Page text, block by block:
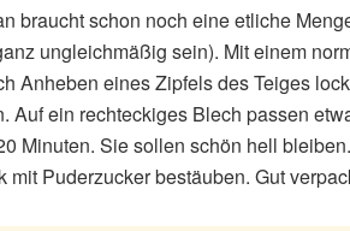
braucht schon noch eine etliche
ungleichmäßig sein). Mit einem
Anheben eines Zipfels des Teiges
Auf ein rechteckiges Blech passen
Minuten. Sie sollen schön hell
mit Puderzucker bestäuben. Gut